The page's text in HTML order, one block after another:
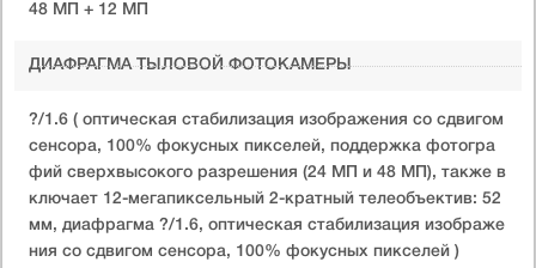
48 МП + 12 МП
ДИАФРАГМА ТЫЛОВОЙ ФОТОКАМЕРЫ
?/1.6 ( оптическая стабилизация изображения со сдвигом
сенсора, 100% фокусных пикселей, поддержка фотогра
фий сверхвысокого разрешения (24 МП и 48 МП), также в
ключает 12-мегапиксельный 2-кратный телеобъектив: 52
мм, диафрагма ?/1.6, оптическая стабилизация изображе
ния со сдвигом сенсора, 100% фокусных пикселей )